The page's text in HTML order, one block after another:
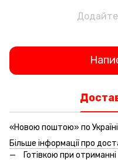
«Новою поштою» по Україні
Більше інформації про
Готівкою при отриманні